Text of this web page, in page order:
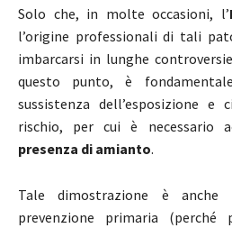
Solo che, in molte occasioni, l’
l’origine professionali di tali
imbarcarsi in lunghe
questo punto, è
sussistenza dell’esposizione e
rischio, per cui è necessario
presenza di amianto.
Tale dimostrazione è anche
prevenzione primaria